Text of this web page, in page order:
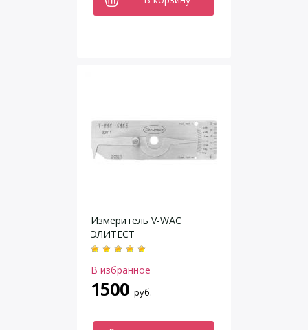
Измеритель V-WAC
ЭЛИТЕСТ
В избранное
1500 руб.